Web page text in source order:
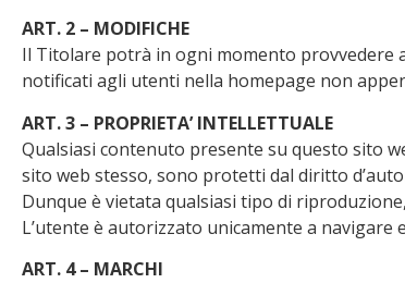
ART. 2 – MODIFICHE
Il Titolare potrà in ogni momento provvedere
notificati agli utenti nella homepage non
ART. 3 – PROPRIETA’ INTELLETTUALE
Qualsiasi contenuto presente su questo sito
sito web stesso, sono protetti dal diritto
Dunque è vietata qualsiasi tipo di
L’utente è autorizzato unicamente a
ART. 4 – MARCHI